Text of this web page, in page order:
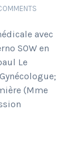
avec
SOW en
Le
(Mme